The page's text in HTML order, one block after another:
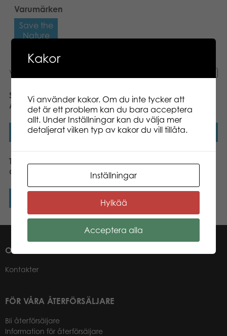
Varumärken
Save the
Nature
Visar alla 3 resultat
Save the nature Egg
Amigos display incl 9pcs
Läs mer
Tactic Jungle Mates Lila
apa
Läs mer
Tactic Jungle Mates Simo
apa
OM OSS
Kontakter
FÖR VÅRA ÅTERFÖRSÄLJARE
Bli återförsäljare
Information för återförsäljare
Kakor
Vi använder kakor. Om du inte tycker att
det är ett problem kan du bara acceptera
allt. Under Inställningar kan du välja mer
detaljerat vilken typ av kakor du vill tillåta.
Inställningar
Hylkää
Acceptera alla